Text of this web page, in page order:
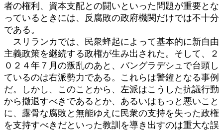
者の権利、資本支配との闘いといった問題が重要とな
っているときには、反腐敗の政府機関だけでは不十分
である。
スリランカでは、民衆蜂起によって基本的に新自由
主義政策を継続する政権が生み出された。そして、２
０２４年７月の叛乱のあと、バングラデシュで台頭し
ているのは右派勢力である。これらは警鐘となる事例
だ。しかし、このことから、左派はこうした抗議行動
から撤退すべきであるとか、あるいはもっと悪いこと
に、露骨な腐敗と無能ゆえに民衆の支持を失った政権
を支持すべきだといった教訓を導き出すのは重大な誤